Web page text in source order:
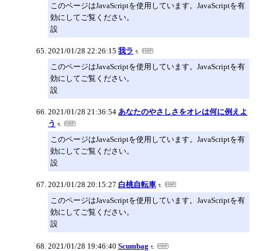
このページはJavaScriptを使用しています。JavaScriptを有
効にしてご覧ください。
設
2021/01/28 22:26:15 我ラ
このページはJavaScriptを使用しています。JavaScriptを有
効にしてご覧ください。
設
2021/01/28 21:36:54 あなたのやさしさをオレは何に例えよ
う
このページはJavaScriptを使用しています。JavaScriptを有
効にしてご覧ください。
設
2021/01/28 20:15:27 白桃自転車
このページはJavaScriptを使用しています。JavaScriptを有
効にしてご覧ください。
設
2021/01/28 19:46:40 Scumbag